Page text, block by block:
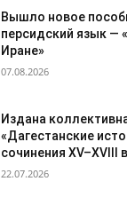
Вышло новое
персидский язык —
Иране»
07.08.2026
Издана
«Дагестанские
сочинения XV–XVIII
22.07.2026